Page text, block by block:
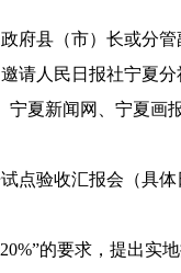
府县（市）长或分
请人民日报社宁夏
夏新闻网、宁夏画
点验收汇报会（具体
20%”的要求，提出实